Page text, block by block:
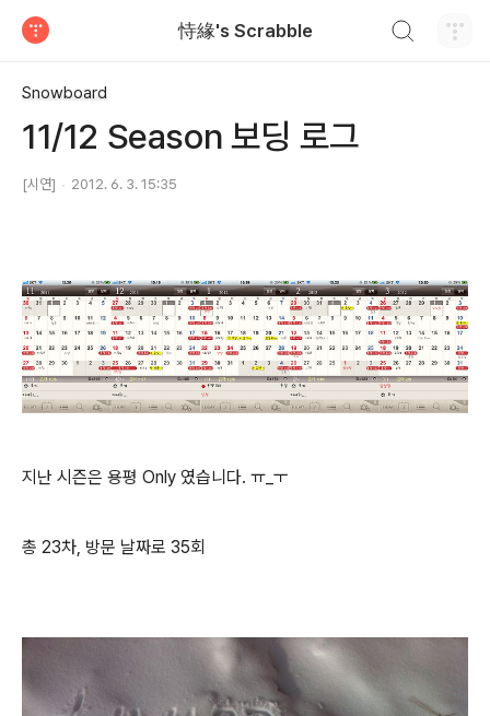
恃緣's Scrabble
Snowboard
11/12 Season 보딩 로그
[시연] 2012. 6. 3. 15:35
지난 시즌은 용평 Only 였습니다. ㅠ_ㅜ
총 23차, 방문 날짜로 35회